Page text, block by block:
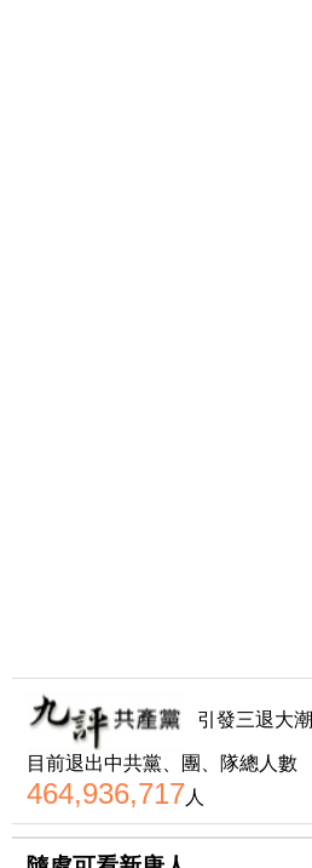
引發三退大潮
目前退出中共黨、團、隊總人數
464,936,717人